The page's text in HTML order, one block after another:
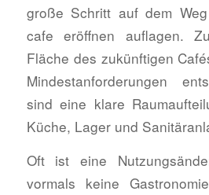
große Schritt auf dem
cafe eröffnen auflagen.
Fläche des zukünftigen
Mindestanforderungen
sind eine klare
Küche, Lager und
Oft ist eine
vormals keine